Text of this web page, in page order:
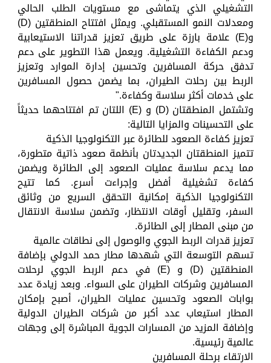
التشغيلي الذي يتماشى مع مستويات الطلب الحالي
ومعدلات النمو المستقبلي. ويمثل افتتاح المنطقتين (D)
و(E) علامة بارزة على طريق تعزيز قدراتنا الاستيعابية
ودعم الكفاءة التشغيلية. ويعمل هذا التطوير على دعم
تدفق حركة المسافرين وتحسين إدارة الموارد وتعزيز
الربط بين رحلات الطيران، بما يضمن حصول المسافرين
على خدمات أكثر سلاسة وكفاءة."
وتشتمل المنطقتان (D) و (E) اللتان تم افتتاحهما حديثاً
على التحسينات والمزايا التالية:
تعزيز كفاءة الصعود للطائرة عبر التكنولوجيا الذكية
تتميز المنطقتان الجديدتان بأنظمة صعود ذاتية متطورة،
مما يدعم سلاسة عمليات الصعود إلى الطائرة ويضمن
كفاءة تشغيلية أفضل وإجراءت أسرع. كما تتيح
التكنولوجيا الذكية إمكانية التحقق السريع من وثائق
السفر، وتقليل أوقات الانتظار، وتضمن سلاسة الانتقال
من مبنى المطار إلى الطائرة.
تعزيز قدرات الربط الجوي والوصول إلى نطاقات عالمية
تسهم التوسعة التي شهدها مطار حمد الدولي بإضافة
المنطقتين (D) و (E) في دعم الربط الجوي لرحلات
المسافرين وشركات الطيران على السواء. وبعد زيادة عدد
بوابات الصعود وتحسين عمليات الطيران، أصبح بإمكان
المطار استيعاب عدد أكبر من شركات الطيران الدولية
وإضافة المزيد من المسارات الجوية المباشرة إلى وجهات
عالمية رئيسية.
الارتقاء برحلة المسافرين